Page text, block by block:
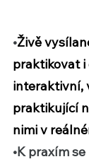
•Živě
praktikovat i
interaktivní,
praktikující
nimi v
•K praxím se